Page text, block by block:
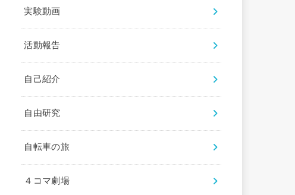
実験動画
活動報告
自己紹介
自由研究
自転車の旅
４コマ劇場